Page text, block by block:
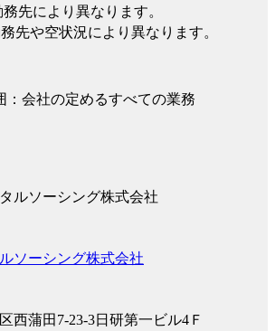
先により異なります。
先や空状況により異なります。
：会社の定めるすべての業務
ソーシング株式会社
西蒲田7-23-3日研第一ビル4Ｆ